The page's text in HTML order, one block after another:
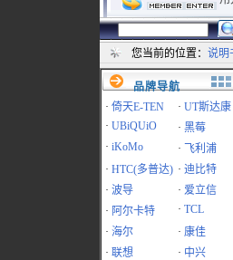
您当前的位置： 说明
品牌导航
· 倚天E-TEN · UT斯达康
· UBiQUiO · 黑莓
· iKoMo ·
飞利浦
· HTC(多普达) · 迪比特
· 波导 · 爱立信
· 阿尔卡特 · TCL
· 海尔 · 康佳
· 联想 · 中兴